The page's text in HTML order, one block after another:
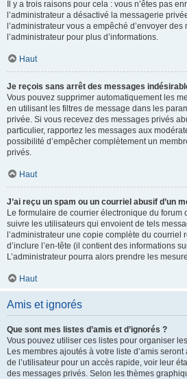
Il y a trois raisons pour cela : vous n’êtes pas
l’administrateur a désactivé la messagerie
l’administrateur vous a empêché d’envoyer
l’administrateur pour plus d’informations.
Haut
Je reçois sans arrêt des messages
Vous pouvez supprimer automatiquement les
en utilisant les filtres de message dans les
privée. Si vous recevez des messages privés
particulier, rapportez les messages aux
possibilité d’empêcher complètement un
privés.
Haut
J’ai reçu un spam ou un courriel abusif d’un
Le formulaire de courrier électronique du forum
suivre les utilisateurs qui envoient de tels
l’administrateur une copie complète du courriel
d’inclure l’en-tête (il contient des informations
L’administrateur pourra alors prendre les
Haut
Amis et ignorés
Que sont mes listes d’amis et d’ignorés ?
Vous pouvez utiliser ces listes pour organiser
Les membres ajoutés à votre liste d’amis
de l’utilisateur pour un accès rapide, voir leur
des messages privés. Selon les thèmes